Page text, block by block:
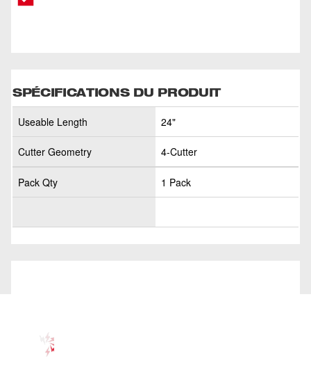
SPÉCIFICATIONS DU PRODUIT
Useable Length 24"
Cutter Geometry 4-Cutter
Pack Qty 1 Pack